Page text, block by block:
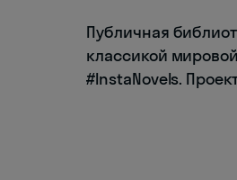
Публичная
классикой
#InstaNovels.